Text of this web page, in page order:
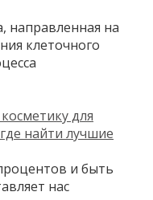
на
клеточного
для
найти лучшие
и быть
нас